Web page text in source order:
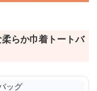
らか巾着トートバ